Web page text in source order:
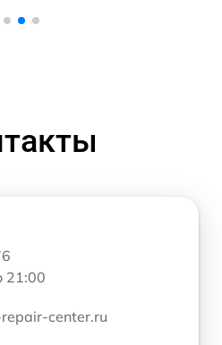
21:00
center.ru